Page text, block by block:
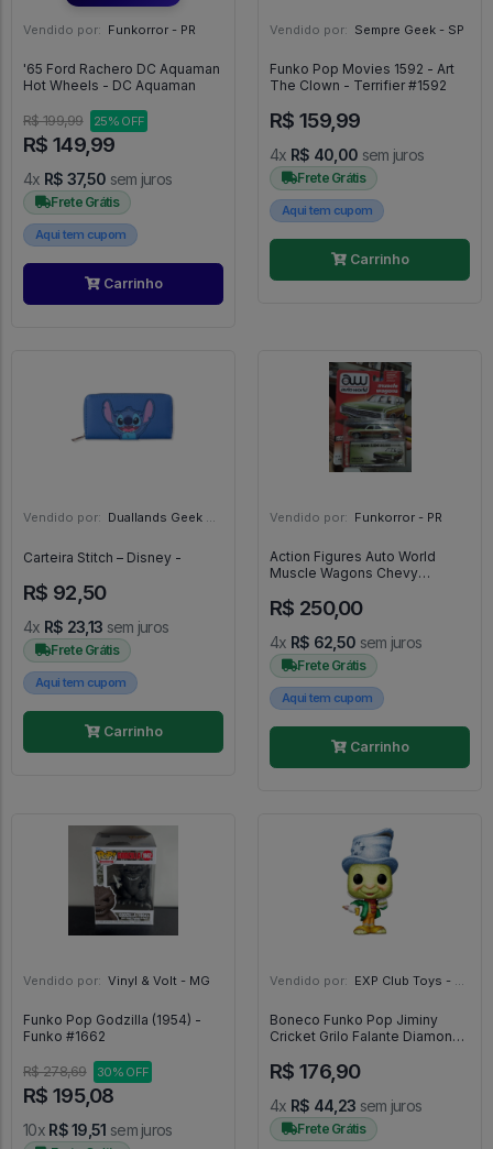
Vendido por: Funkorror - PR
'65 Ford Rachero DC Aquaman
Hot Wheels - DC Aquaman
R$ 199,99 25% OFF
R$ 149,99
4x R$ 37,50 sem juros
Frete Grátis
Aqui tem cupom
Carrinho
Vendido por: Sempre Geek - SP
Funko Pop Movies 1592 - Art
The Clown - Terrifier #1592
R$ 159,99
4x R$ 40,00 sem juros
Frete Grátis
Aqui tem cupom
Carrinho
Vendido por: Duallands Geek Store - RS
Carteira Stitch – Disney -
R$ 92,50
4x R$ 23,13 sem juros
Frete Grátis
Aqui tem cupom
Carrinho
Vendido por: Funkorror - PR
Action Figures Auto World
Muscle Wagons Chevy
Auto World Muscle Wagons
R$ 250,00
4x R$ 62,50 sem juros
Frete Grátis
Aqui tem cupom
Carrinho
Vendido por: Vinyl & Volt - MG
Funko Pop Godzilla (1954) -
Funko #1662
R$ 278,69 30% OFF
R$ 195,08
10x R$ 19,51 sem juros
Vendido por: EXP Club Toys - SP
Boneco Funko Pop Jiminy
Cricket Grilo Falante Diamond
R$ 176,90
4x R$ 44,23 sem juros
Frete Grátis